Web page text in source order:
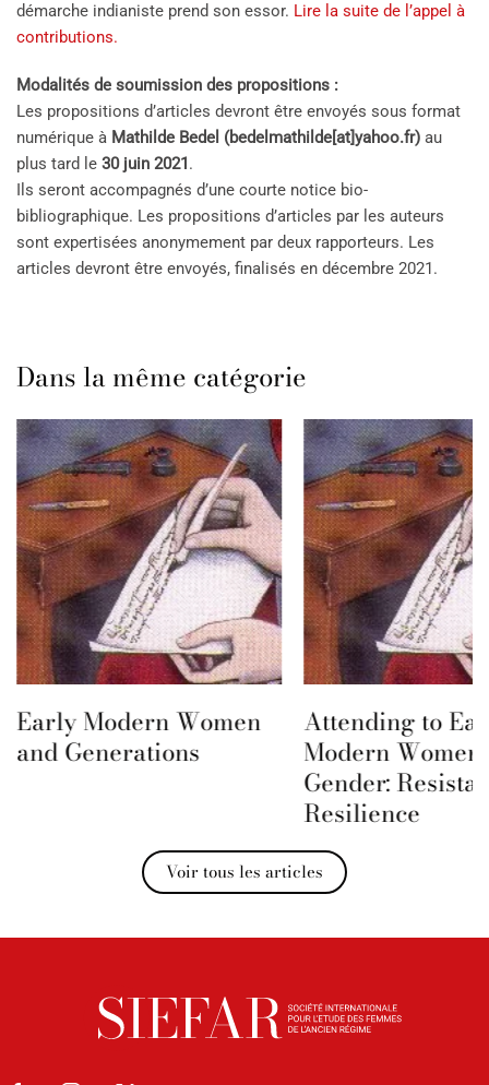
démarche indianiste prend son essor. Lire la suite de l’appel à
contributions.
Modalités de soumission des propositions :
Les propositions d’articles devront être envoyés sous format
numérique à Mathilde Bedel (bedelmathilde[at]yahoo.fr) au
plus tard le 30 juin 2021.
Ils seront accompagnés d’une courte notice bio-
bibliographique. Les propositions d’articles par les auteurs
sont expertisées anonymement par deux rapporteurs. Les
articles devront être envoyés, finalisés en décembre 2021.
Dans la même catégorie
Early Modern Women
and Generations
Attending to
Modern Women
Gender:
Resilience
Voir tous les articles